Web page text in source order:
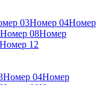
03Номер 04Номер
Номер 08Номер
Номер 12
Номер 04Номер